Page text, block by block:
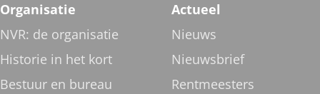
Organisatie
NVR: de organisatie
Historie in het kort
Bestuur en bureau
Actueel
Nieuws
Nieuwsbrief
Rentmeesters